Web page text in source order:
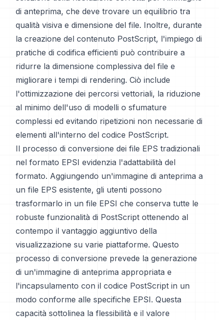
di anteprima, che deve trovare un equilibrio tra
qualità visiva e dimensione del file. Inoltre, durante
la creazione del contenuto PostScript, l'impiego di
pratiche di codifica efficienti può contribuire a
ridurre la dimensione complessiva del file e
migliorare i tempi di rendering. Ciò include
l'ottimizzazione dei percorsi vettoriali, la riduzione
al minimo dell'uso di modelli o sfumature
complessi ed evitando ripetizioni non necessarie di
elementi all'interno del codice PostScript.
Il processo di conversione dei file EPS tradizionali
nel formato EPSI evidenzia l'adattabilità del
formato. Aggiungendo un'immagine di anteprima a
un file EPS esistente, gli utenti possono
trasformarlo in un file EPSI che conserva tutte le
robuste funzionalità di PostScript ottenendo al
contempo il vantaggio aggiuntivo della
visualizzazione su varie piattaforme. Questo
processo di conversione prevede la generazione
di un'immagine di anteprima appropriata e
l'incapsulamento con il codice PostScript in un
modo conforme alle specifiche EPSI. Questa
capacità sottolinea la flessibilità e il valore